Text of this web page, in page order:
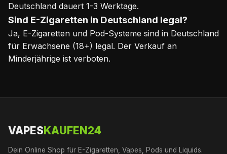
Deutschland dauert 1-3 Werktage.
Sind E-Zigaretten in Deutschland legal?
Ja, E-Zigaretten und Pod-Systeme sind in Deutschland
für Erwachsene (18+) legal. Der Verkauf an
Minderjährige ist verboten.
VAPESKAUFEN24
Dein Online Shop für E-Zigaretten, Vapes, Pods und Liquids.